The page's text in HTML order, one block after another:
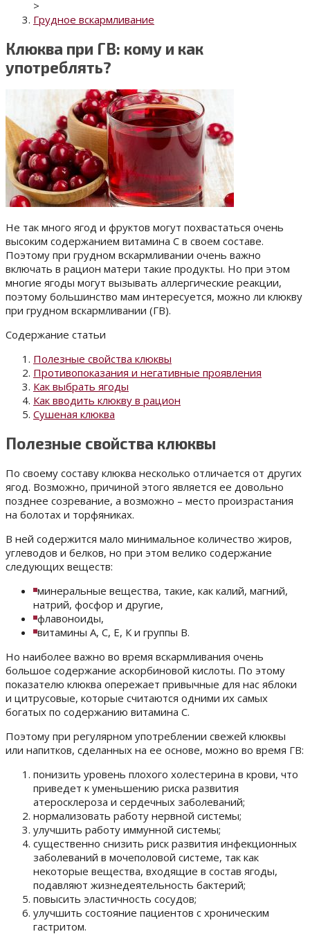
>
Грудное вскармливание
Клюква при ГВ: кому и как
употреблять?
Не так много ягод и фруктов могут похвастаться очень
высоким содержанием витамина С в своем составе.
Поэтому при грудном вскармливании очень важно
включать в рацион матери такие продукты. Но при этом
многие ягоды могут вызывать аллергические реакции,
поэтому большинство мам интересуется, можно ли клюкву
при грудном вскармливании (ГВ).
Содержание статьи
Полезные свойства клюквы
Противопоказания и негативные проявления
Как выбрать ягоды
Как вводить клюкву в рацион
Сушеная клюква
Полезные свойства клюквы
По своему составу клюква несколько отличается от других
ягод. Возможно, причиной этого является ее довольно
позднее созревание, а возможно – место произрастания
на болотах и торфяниках.
В ней содержится мало минимальное количество жиров,
углеводов и белков, но при этом велико содержание
следующих веществ:
минеральные вещества, такие, как калий, магний,
натрий, фосфор и другие,
флавоноиды,
витамины А, С, Е, К и группы В.
Но наиболее важно во время вскармливания очень
большое содержание аскорбиновой кислоты. По этому
показателю клюква опережает привычные для нас яблоки
и цитрусовые, которые считаются одними их самых
богатых по содержанию витамина С.
Поэтому при регулярном употреблении свежей клюквы
или напитков, сделанных на ее основе, можно во время ГВ:
понизить уровень плохого холестерина в крови, что
приведет к уменьшению риска развития
атеросклероза и сердечных заболеваний;
нормализовать работу нервной системы;
улучшить работу иммунной системы;
существенно снизить риск развития инфекционных
заболеваний в мочеполовой системе, так как
некоторые вещества, входящие в состав ягоды,
подавляют жизнедеятельность бактерий;
повысить эластичность сосудов;
улучшить состояние пациентов с хроническим
гастритом.